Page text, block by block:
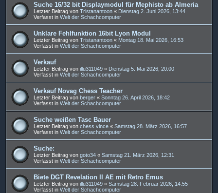
Suche 16/32 bit Displaymodul für Mephisto ab Almeria
Letzter Beitrag von Tristanantoon « Dienstag 2. Juni 2026, 13:44
Verfasst in Welt der Schachcomputer
Unklare Fehlfunktion 16bit Lyon Modul
Letzter Beitrag von Tristanantoon « Montag 18. Mai 2026, 16:53
Verfasst in Welt der Schachcomputer
Verkauf
Letzter Beitrag von illu311049 « Dienstag 5. Mai 2026, 20:00
Verfasst in Welt der Schachcomputer
Verkauf Novag Chess Teacher
Letzter Beitrag von berger « Sonntag 26. April 2026, 18:42
Verfasst in Welt der Schachcomputer
Suche weißen Tasc Bauer
Letzter Beitrag von chess vince « Samstag 28. März 2026, 16:57
Verfasst in Welt der Schachcomputer
Suche:
Letzter Beitrag von goto34 « Samstag 21. März 2026, 12:31
Verfasst in Welt der Schachcomputer
Biete DGT Revelation II AE mit Retro Emus
Letzter Beitrag von illu311049 « Samstag 28. Februar 2026, 14:55
Verfasst in Welt der Schachcomputer